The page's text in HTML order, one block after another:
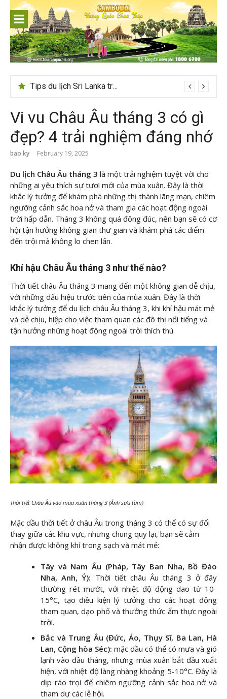
content
Tips du lịch Sri Lanka trọn vẹn cho người mới
Vi vu Châu Âu tháng 3 có gì
đẹp? 4 trải nghiệm đáng nhớ
bao ky February 19, 2025
Du lịch Châu Âu tháng 3 là một trải nghiệm tuyệt vời cho
những ai yêu thích sự tươi mới của mùa xuân. Đây là thời
khắc lý tưởng để khám phá những thị thành lãng mạn, chiêm
ngưỡng cảnh sắc hoa nở và tham gia các hoạt động ngoài
trời hấp dẫn. Tháng 3 không quá đông đúc, nên bạn sẽ có cơ
hội tận hưởng không gian thư giãn và khám phá các điểm
đến trội mà không lo chen lấn.
Khí hậu Châu Âu tháng 3 như thế nào?
Thời tiết châu Âu tháng 3 mang đến một không gian dễ chịu,
với những dấu hiệu trước tiên của mùa xuân. Đây là thời
khắc lý tưởng để du lịch châu Âu tháng 3, khi khí hậu mát mẻ
và dễ chịu, hiệp cho việc tham quan các đô thị nổi tiếng và
tận hưởng những hoạt động ngoài trời thích thú.
Thời tiết Châu Âu vào mùa xuân tháng 3 (Ảnh sưu tầm)
Mặc dầu thời tiết ở châu Âu trong tháng 3 có thể có sự đổi
thay giữa các khu vực, nhưng chung quy lại, bạn sẽ cảm
nhận được không khí trong sạch và mát mẻ:
Tây và Nam Âu (Pháp, Tây Ban Nha, Bồ Đào
Nha, Anh, Ý): Thời tiết châu Âu tháng 3 ở đây
thường rét mướt, với nhiệt độ động dao từ 10-
15°C, tạo điều kiện lý tưởng cho các hoạt động
tham quan, dạo phố và thưởng thức ẩm thực ngoài
trời.
Bắc và Trung Âu (Đức, Áo, Thụy Sĩ, Ba Lan, Hà
Lan, Cộng hòa Séc): mặc dầu có thể có mưa và gió
lạnh vào đầu tháng, nhưng mùa xuân bắt đầu xuất
hiện, với nhiệt độ làng nhàng khoảng 5-10°C. Đây là
dịp ráo trọi để chiêm ngưỡng cảnh sắc hoa nở và
tham dự các lễ hội.